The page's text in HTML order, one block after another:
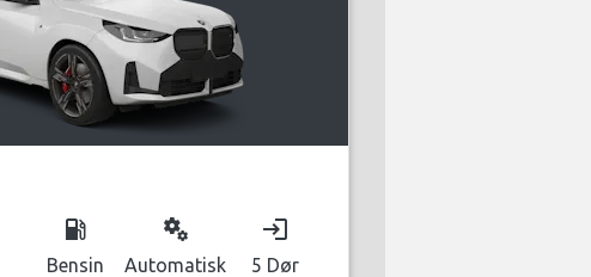
local_gas_station
Bensin
miscellaneous_services
Automatisk
login
5 Dør